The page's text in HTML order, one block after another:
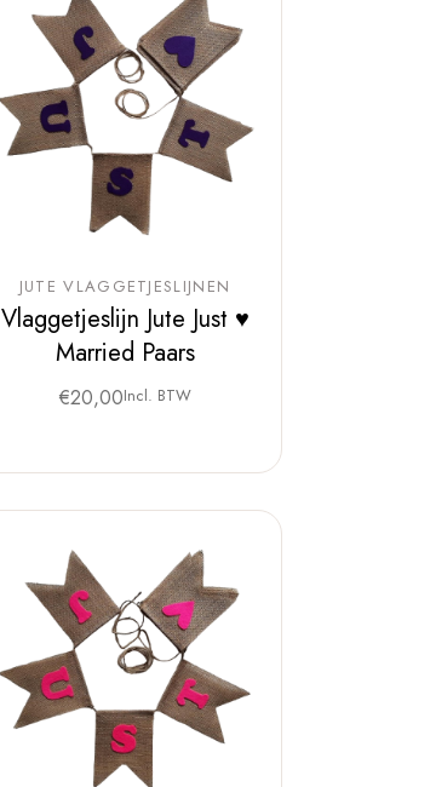
JUTE VLAGGETJESLIJNEN
Vlaggetjeslijn Jute Just ♥
Married Paars
€20,00Incl. BTW